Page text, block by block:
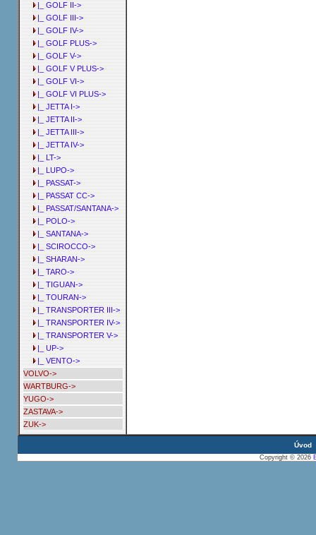
|_ GOLF II->
|_ GOLF III->
|_ GOLF IV->
|_ GOLF PLUS->
|_ GOLF V->
|_ GOLF V PLUS->
|_ GOLF VI->
|_ GOLF VI PLUS->
|_ JETTA I->
|_ JETTA II->
|_ JETTA III->
|_ JETTA IV->
|_ LT->
|_ LUPO->
|_ PASSAT->
|_ PASSAT CC->
|_ PASSAT/SANTANA->
|_ POLO->
|_ SANTANA->
|_ SCIROCCO->
|_ SHARAN->
|_ TARO->
|_ TIGUAN->
|_ TOURAN->
|_ TRANSPORTER III->
|_ TRANSPORTER IV->
|_ TRANSPORTER V->
|_ UP->
|_ VENTO->
VOLVO->
WARTBURG->
YUGO->
ZASTAVA->
ZUK->
Úvod
Copyright © 2026